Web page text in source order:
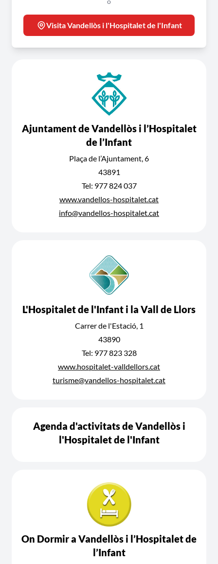
Visita Vandellòs i l'Hospitalet de l'Infant
Ajuntament de Vandellòs i l’Hospitalet
de l’Infant
Plaça de l’Ajuntament, 6
43891
Tel: 977 824 037
www.vandellos-hospitalet.cat
info@vandellos-hospitalet.cat
L'Hospitalet de l'Infant i la Vall de Llors
Carrer de l'Estació, 1
43890
Tel: 977 823 328
www.hospitalet-valldellors.cat
turisme@vandellos-hospitalet.cat
Agenda d'activitats de Vandellòs i
l'Hospitalet de l'Infant
On Dormir a Vandellòs i l’Hospitalet de
l’Infant